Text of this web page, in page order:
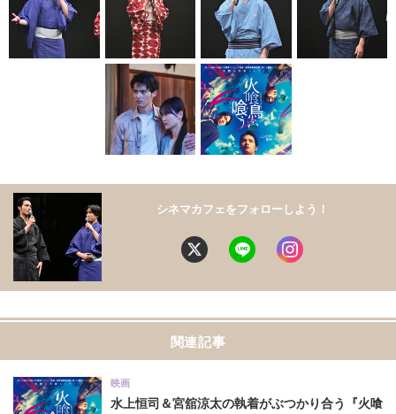
シネマカフェをフォローしよう！
関連記事
水上恒司＆宮舘涼太の執着がぶつかり合う『火喰
映画